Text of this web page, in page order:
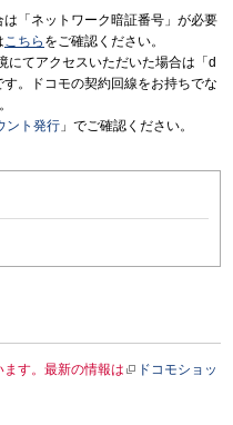
「ネットワーク暗証番号」が必要
こちら をご確認ください。
にてアクセスいただいた場合は「d
。ドコモの契約回線をお持ちでな
ント発行 」でご確認ください。
す。最新の情報は
ドコモショッ